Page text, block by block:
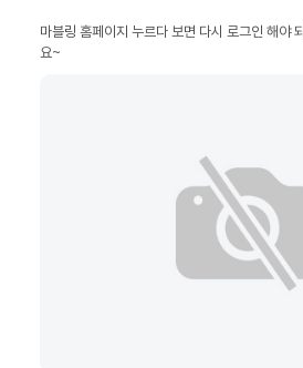
마블링 홈페이지 누르다 보면 다시 로그인 해야
요~